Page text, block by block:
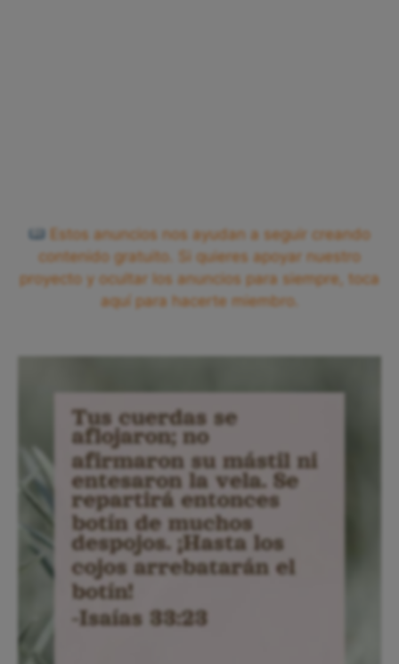
Estos anuncios nos ayudan a seguir creando
contenido gratuito. Si quieres apoyar nuestro
proyecto y ocultar los anuncios para siempre, toca
aquí para hacerte miembro.